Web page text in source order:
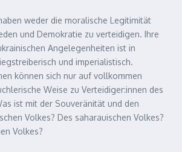
weder die moralische Legitimität
und Demokratie zu verteidigen. Ihre
Angelegenheiten ist in
und imperialistisch.
können sich nur auf vollkommen
Weise zu Verteidiger:innen des
ist mit der Souveränität und den
Volkes? Des saharauischen Volkes?
Volkes?